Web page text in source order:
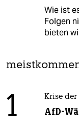
Wie ist
Folgen
bieten
1 Krise der
AfD-